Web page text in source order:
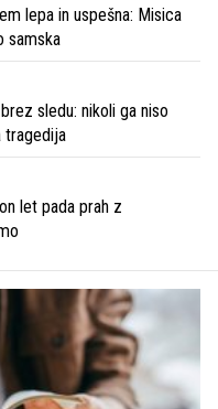
lepa in uspešna: Misica
samska
sledu: nikoli ga niso
tragedija
let pada prah z